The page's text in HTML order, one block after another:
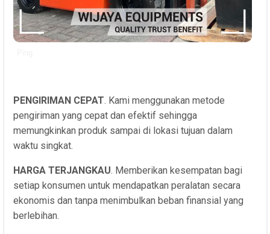
PENGIRIMAN CEPAT. Kami menggunakan metode
pengiriman yang cepat dan efektif sehingga
memungkinkan produk sampai di lokasi tujuan dalam
waktu singkat.
HARGA TERJANGKAU. Memberikan kesempatan bagi
setiap konsumen untuk mendapatkan peralatan secara
ekonomis dan tanpa menimbulkan beban finansial yang
berlebihan.